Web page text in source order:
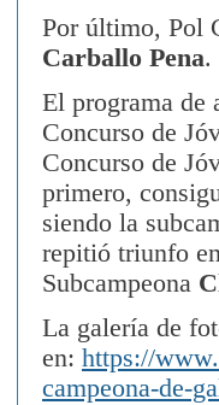
Por último, Pol
Carballo Pena.
El programa de
Concurso de
Concurso de
primero,
siendo la
repitió triunfo
Subcampeona
La galería de
en: https://
campeona-de-